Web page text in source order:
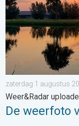
zaterdag 1 augustus
Weer&Radar
De weerfoto